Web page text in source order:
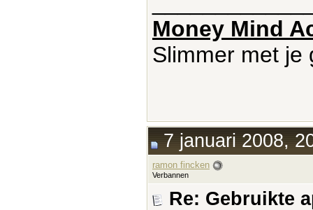
Money Mind
Slimmer met je
7 januari 2008,
ramon fincken
Verbannen
Re: Gebruikte